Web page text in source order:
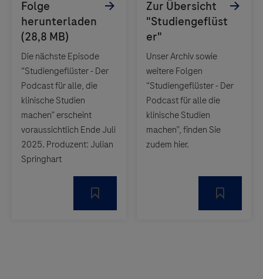
Die nächste Episode
“Studiengeflüster - Der
Podcast für alle, die
klinische Studien
machen” erscheint
voraussichtlich Ende Juli
2025. Produzent: Julian
Springhart
Unser Archiv sowie
weitere Folgen
“Studiengeflüster - Der
Podcast für alle die
klinische Studien
machen”, finden Sie
zudem hier.